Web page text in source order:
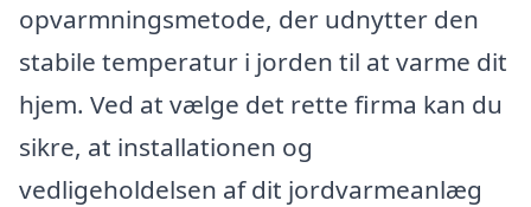
opvarmningsmetode, der udnytter den
stabile temperatur i jorden til at varme dit
hjem. Ved at vælge det rette firma kan du
sikre, at installationen og
vedligeholdelsen af dit jordvarmeanlæg